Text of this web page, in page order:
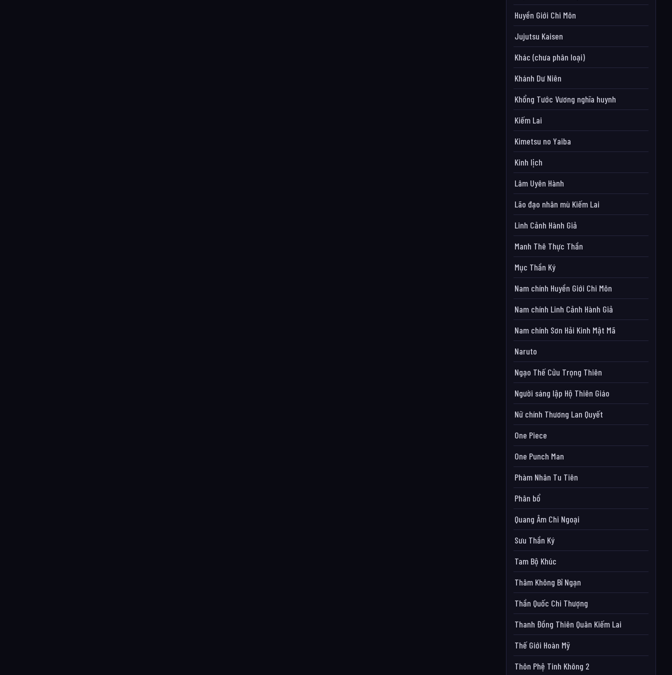
Huyền Giới Chi Môn
Jujutsu Kaisen
Khác (chưa phân loại)
Khánh Dư Niên
Khổng Tước Vương nghĩa huynh
Kiếm Lai
Kimetsu no Yaiba
Kinh lịch
Lâm Uyên Hành
Lão đạo nhân mù Kiếm Lai
Linh Cảnh Hành Giả
Manh Thê Thực Thần
Mục Thần Ký
Nam chính Huyền Giới Chi Môn
Nam chính Linh Cảnh Hành Giả
Nam chính Sơn Hải Kinh Mật Mã
Naruto
Ngạo Thế Cửu Trọng Thiên
Người sáng lập Hộ Thiên Giáo
Nữ chính Thương Lan Quyết
One Piece
One Punch Man
Phàm Nhân Tu Tiên
Phân bổ
Quang Âm Chi Ngoại
Sưu Thần Ký
Tam Bộ Khúc
Thâm Không Bỉ Ngạn
Thần Quốc Chi Thượng
Thanh Đồng Thiên Quân Kiếm Lai
Thế Giới Hoàn Mỹ
Thôn Phệ Tinh Không 2